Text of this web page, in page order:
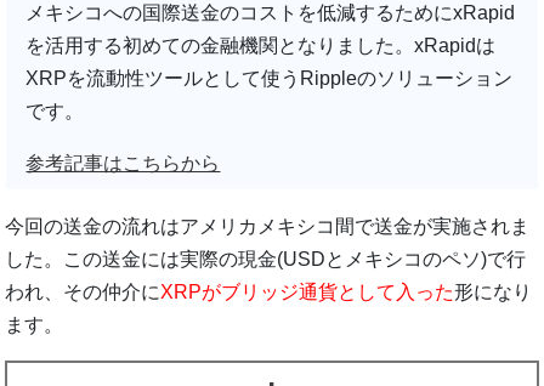
メキシコへの国際送金のコストを低減するためにxRapid
を活用する初めての金融機関となりました。xRapidは
XRPを流動性ツールとして使うRippleのソリューション
です。
参考記事はこちらから
今回の送金の流れはアメリカメキシコ間で送金が実施されま
した。この送金には実際の現金(USDとメキシコのペソ)で行
われ、その仲介にXRPがブリッジ通貨として入った形になり
ます。